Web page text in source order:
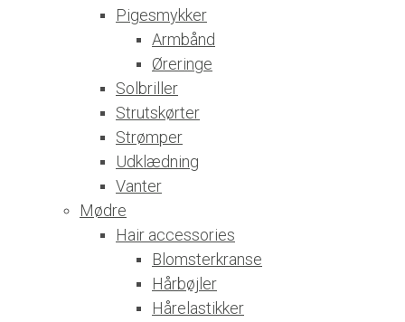
Pigesmykker
Armbånd
Øreringe
Solbriller
Strutskørter
Strømper
Udklædning
Vanter
Mødre
Hair accessories
Blomsterkranse
Hårbøjler
Hårelastikker